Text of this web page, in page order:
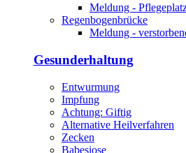
Meldung -
Regenbogenbrücke
Meldung -
Gesunderhaltung
Entwurmung
Impfung
Achtung: Giftig
Alternative Heilverfahren
Zecken
Babesiose